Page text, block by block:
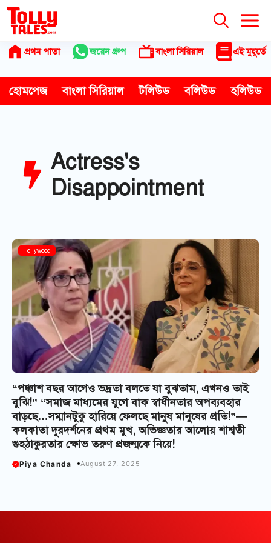
Skip
content
প্রথম পাতা জয়েন গ্রুপ বাংলা সিরিয়াল এই মুহূর্তে
হোমপেজ বাংলা সিরিয়াল টলিউড বলিউড হলিউড
Actress's
Disappointment
Tollywood
“পঞ্চাশ বছর আগেও ভদ্রতা বলতে যা বুঝতাম, এখনও তাই
বুঝি!” “সমাজ মাধ্যমের যুগে বাক স্বাধীনতার অপব্যবহার
বাড়ছে…সম্মানটুকু হারিয়ে ফেলছে মানুষ মানুষের প্রতি!”—
কলকাতা দূরদর্শনের প্রথম মুখ, অভিজ্ঞতার আলোয় শাশ্বতী
গুহঠাকুরতার ক্ষোভ তরুণ প্রজন্মকে নিয়ে!
Piya Chanda August 27, 2025